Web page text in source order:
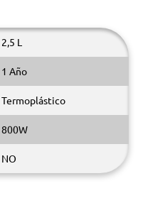
2,5 L
1 Año
Termoplástico
800W
NO